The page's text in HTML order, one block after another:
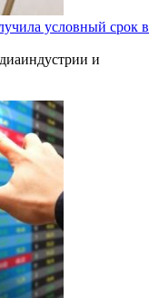
условный срок в
и